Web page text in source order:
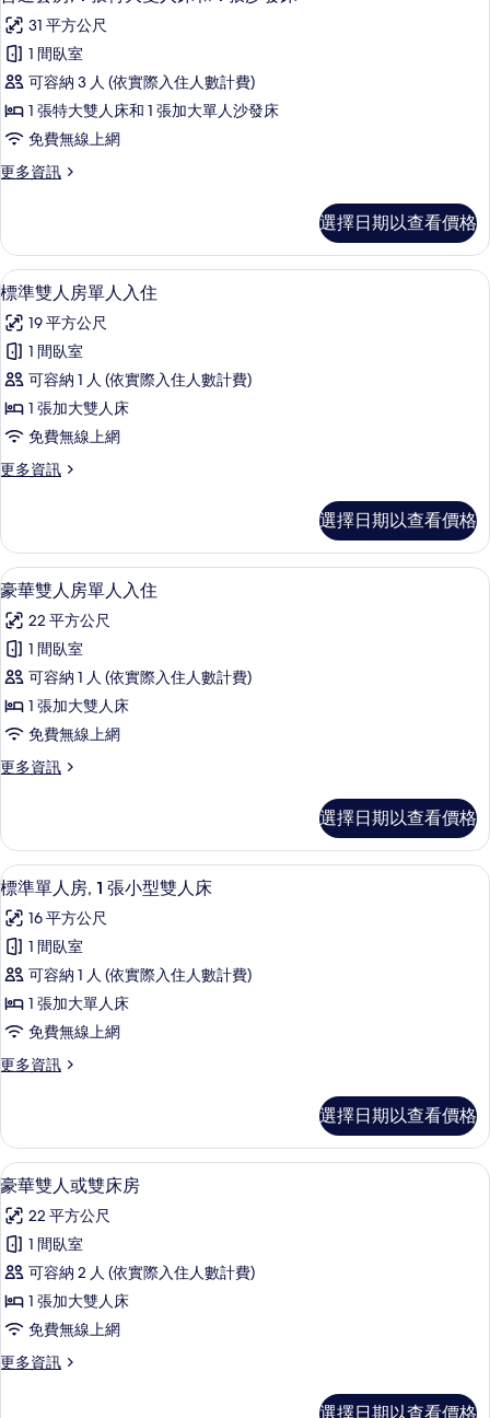
篩
選
條
示
普
通
套
房,
張
大
雙
人
床
和
1
張
沙
發
所
有
相
片
31 平方公尺
1 間臥室
可容納 3 人 (依實際入住人數計費)
1 張特大雙人床和 1 張加大單人沙發床
免費無線上網
更多資訊
更
套
房,
1
特
大
人
床
和
張
的
詳
情
選擇日期以查看價格
顯
示
標
準
雙
人
房
單
入
住
的
所
有
相
片
高級寢具、羽絨被、記憶床墊、迷你吧
4
標準雙人房單人入住
19 平方公尺
1 間臥室
可容納 1 人 (依實際入住人數計費)
1 張加大雙人床
免費無線上網
更多資訊
更
雙
人
房
人
入
的
詳
情
選擇日期以查看價格
顯
示
豪
華
雙
人
房
單
入
住
的
所
有
相
片
高級寢具、羽絨被、記憶床墊、迷你吧
5
豪華雙人房單人入住
22 平方公尺
1 間臥室
可容納 1 人 (依實際入住人數計費)
1 張加大雙人床
免費無線上網
更多資訊
更
雙
人
房
人
入
的
詳
情
選擇日期以查看價格
顯
示
標
準
單
人
房,
1
小
型
雙
人
床
的
所
有
相
高級寢具、羽絨被、記憶床墊、迷你吧
4
標準單人房, 1 張小型雙人床
16 平方公尺
1 間臥室
可容納 1 人 (依實際入住人數計費)
1 張加大單人床
免費無線上網
更多資訊
更
單
人
房,
張
小
雙
人
床
的
詳
選擇日期以查看價格
顯
示
豪
華
雙
人
或
雙
高級寢具、羽絨被、記憶床墊、迷你吧
5
豪華雙人或雙床房
22 平方公尺
1 間臥室
可容納 2 人 (依實際入住人數計費)
1 張加大雙人床
免費無線上網
更多資訊
更
選擇日期以查看價格